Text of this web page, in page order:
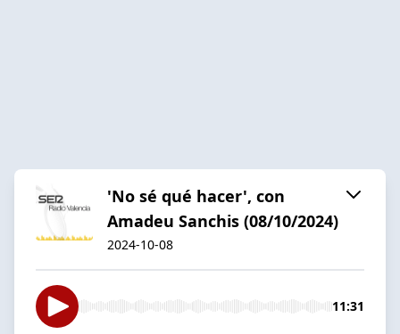
'No sé qué hacer', con
Amadeu Sanchis (08/10/2024)
2024-10-08
11:31